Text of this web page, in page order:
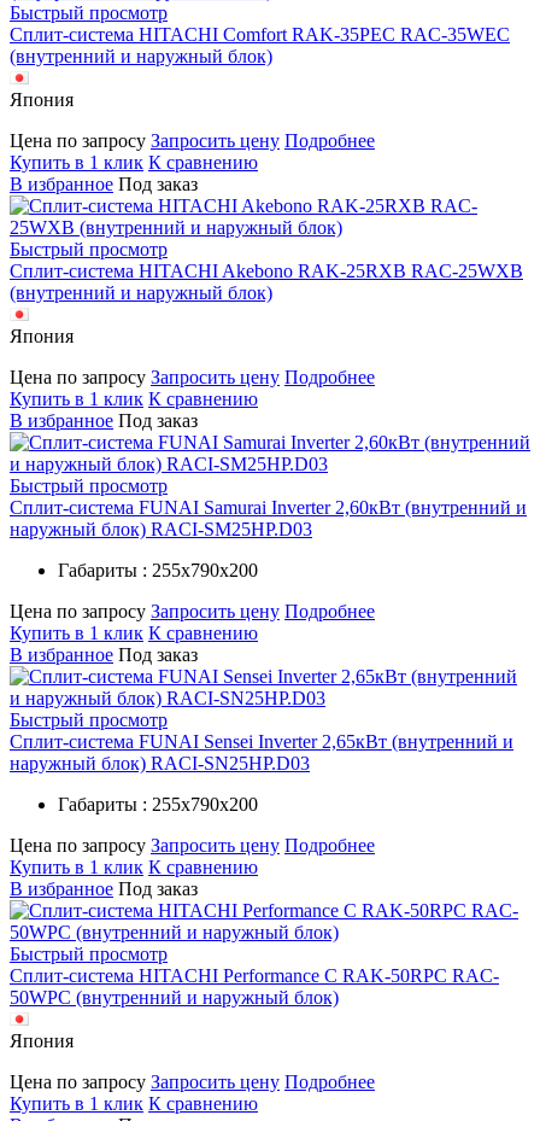
Быстрый просмотр
Сплит-система HITACHI Comfort RAK-35PEC RAC-35WEC
(внутренний и наружный блок)
Япония
Цена по запросу Запросить цену Подробнее
Купить в 1 клик К сравнению
В избранное Под заказ
Быстрый просмотр
Сплит-система HITACHI Akebono RAK-25RXB RAC-25WXB
(внутренний и наружный блок)
Япония
Цена по запросу Запросить цену Подробнее
Купить в 1 клик К сравнению
В избранное Под заказ
Быстрый просмотр
Сплит-система FUNAI Samurai Inverter 2,60кВт (внутренний и
наружный блок) RACI-SM25HP.D03
Габариты : 255х790х200
Цена по запросу Запросить цену Подробнее
Купить в 1 клик К сравнению
В избранное Под заказ
Быстрый просмотр
Сплит-система FUNAI Sensei Inverter 2,65кВт (внутренний и
наружный блок) RACI-SN25HP.D03
Габариты : 255х790х200
Цена по запросу Запросить цену Подробнее
Купить в 1 клик К сравнению
В избранное Под заказ
Быстрый просмотр
Сплит-система HITACHI Performance C RAK-50RPC RAC-
50WPC (внутренний и наружный блок)
Япония
Цена по запросу Запросить цену Подробнее
Купить в 1 клик К сравнению